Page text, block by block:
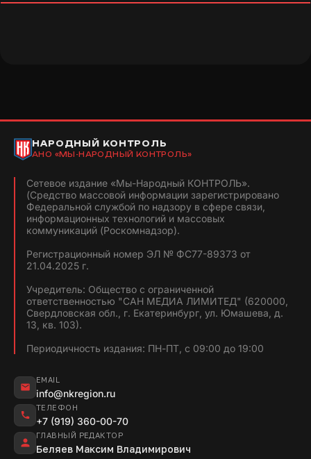
НАРОДНЫЙ КОНТРОЛЬ
АНО «МЫ-НАРОДНЫЙ КОНТРОЛЬ»
Сетевое издание «Мы-Народный КОНТРОЛЬ».
(Средство массовой информации зарегистрировано
Федеральной службой по надзору в сфере связи,
информационных технологий и массовых
коммуникаций (Роскомнадзор).
Регистрационный номер ЭЛ № ФС77-89373 от
21.04.2025 г.
Учредитель: Общество с ограниченной
ответственностью "САН МЕДИА ЛИМИТЕД" (620000,
Свердловская обл., г. Екатеринбург, ул. Юмашева, д.
13, кв. 103).
Периодичность издания: ПН-ПТ, с 09:00 до 19:00
EMAIL
info@nkregion.ru
ТЕЛЕФОН
+7 (919) 360-00-70
ГЛАВНЫЙ РЕДАКТОР
Беляев Максим Владимирович